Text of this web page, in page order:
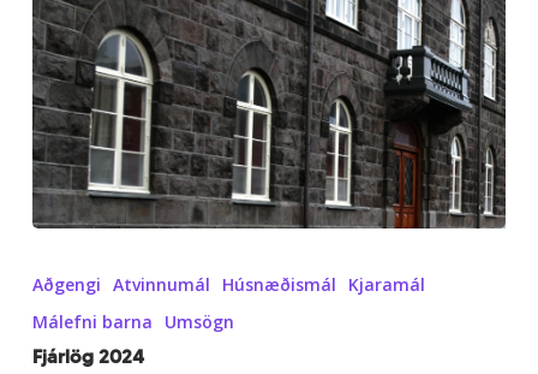
Aðgengi Atvinnumál Húsnæðismál
Kjaramál
Málefni barna
Umsögn
Fjárlög 2024